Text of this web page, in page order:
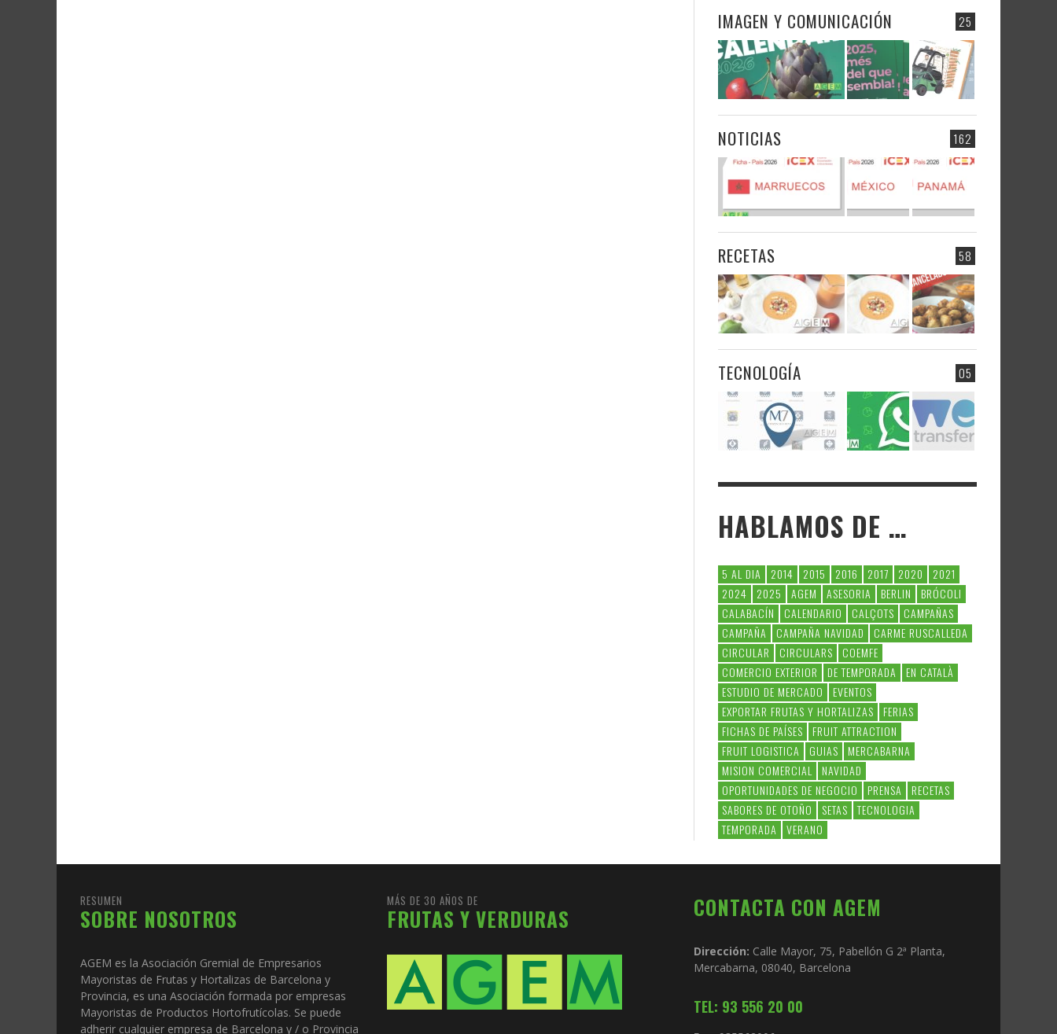
25
IMAGEN Y COMUNICACIÓN
162
NOTICIAS
58
RECETAS
05
TECNOLOGÍA
HABLAMOS DE …
5 AL DIA 2014 2015 2016 2017 2020
2021
2024
2025 AGEM ASESORIA BERLIN
BRÓCOLI
CALABACÍN
CALENDARIO CALÇOTS
CAMPAÑAS
CAMPAÑA
CAMPAÑA NAVIDAD
CARME RUSCALLEDA
CIRCULAR
CIRCULARS
COEMFE
COMERCIO EXTERIOR
DE TEMPORADA
EN CATALÀ
ESTUDIO DE MERCADO
EVENTOS
EXPORTAR FRUTAS Y HORTALIZAS
FERIAS
FICHAS DE PAÍSES
FRUIT ATTRACTION
FRUIT LOGISTICA
GUIAS
MERCABARNA
MISION COMERCIAL
NAVIDAD
OPORTUNIDADES DE NEGOCIO
PRENSA
RECETAS
SABORES DE OTOÑO
SETAS
TECNOLOGIA
TEMPORADA
VERANO
RESUMEN
SOBRE NOSOTROS
AGEM es la Asociación Gremial de Empresarios
Mayoristas de Frutas y Hortalizas de Barcelona y
Provincia, es una Asociación formada por empresas
Mayoristas de Productos Hortofrutícolas. Se puede
adherir cualquier empresa de Barcelona y / o Provincia
MÁS DE 30 AÑOS DE
FRUTAS Y VERDURAS CONTACTA CON AGEM
Dirección: Calle Mayor, 75, Pabellón G 2ª Planta,
Mercabarna, 08040, Barcelona
TEL: 93 556 20 00